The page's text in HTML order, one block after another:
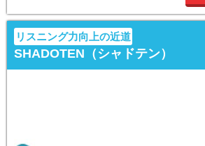
リスニング力向上の近道
SHADOTEN（シャドテン）